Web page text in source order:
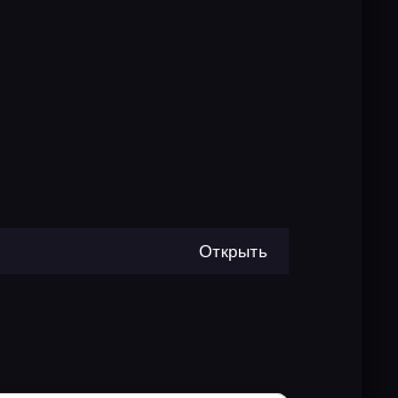
Открыть